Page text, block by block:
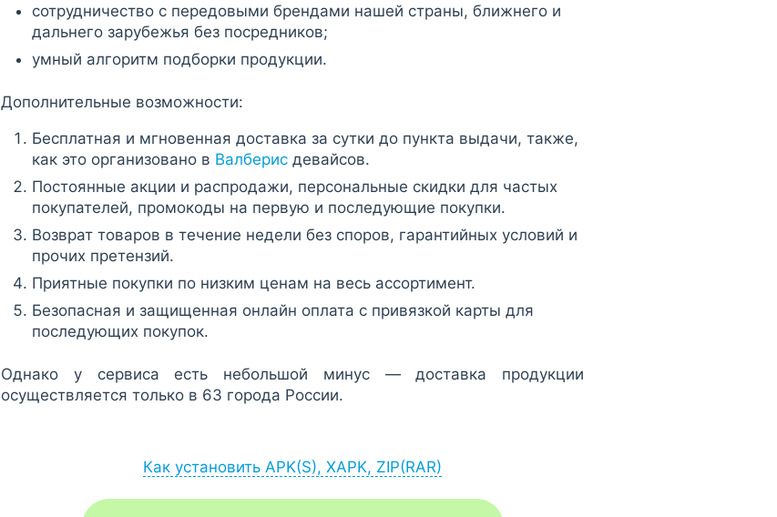
сотрудничество с передовыми брендами нашей страны, ближнего и
дальнего зарубежья без посредников;
умный алгоритм подборки продукции.
Дополнительные возможности:
Бесплатная и мгновенная доставка за сутки до пункта выдачи, также,
как это организовано в Валберис девайсов.
Постоянные акции и распродажи, персональные скидки для частых
покупателей, промокоды на первую и последующие покупки.
Возврат товаров в течение недели без споров, гарантийных условий и
прочих претензий.
Приятные покупки по низким ценам на весь ассортимент.
Безопасная и защищенная онлайн оплата с привязкой карты для
последующих покупок.
Однако у сервиса есть небольшой минус — доставка продукции
осуществляется только в 63 города России.
Как установить APK(S), XAPK, ZIP(RAR)
после загрузки APK-файла запустите его через браузер (Меню -